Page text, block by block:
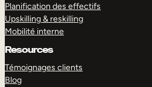
Planification des effectifs
Upskilling & reskilling
Mobilité interne
Resources
Témoignages clients
Blog